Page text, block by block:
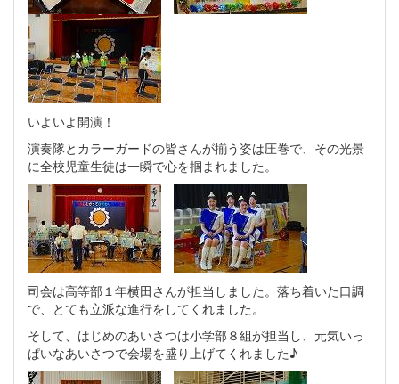
いよいよ開演！
演奏隊とカラーガードの皆さんが揃う姿は圧巻で、その光景
に全校児童生徒は一瞬で心を掴まれました。
司会は高等部１年横田さんが担当しました。落ち着いた口調
で、とても立派な進行をしてくれました。
そして、はじめのあいさつは小学部８組が担当し、元気いっ
ぱいなあいさつで会場を盛り上げてくれました♪